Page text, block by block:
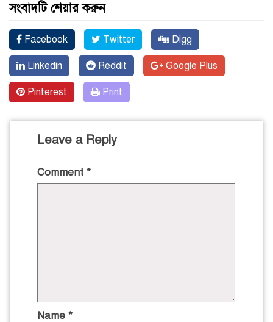
সংবাদটি শেয়ার করুন
Facebook Twitter Digg
Linkedin Reddit Google Plus
Pinterest Print
Leave a Reply
Comment *
Name *